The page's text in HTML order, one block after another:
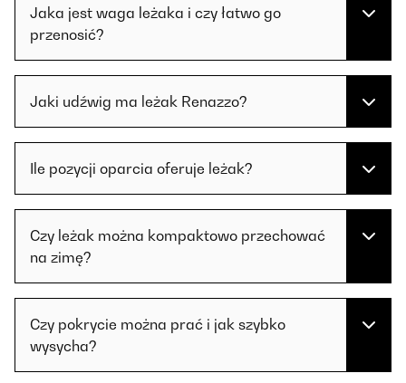
Jaka jest waga leżaka i czy łatwo go
przenosić?
Jaki udźwig ma leżak Renazzo?
Ile pozycji oparcia oferuje leżak?
Czy leżak można kompaktowo przechować
na zimę?
Czy pokrycie można prać i jak szybko
wysycha?